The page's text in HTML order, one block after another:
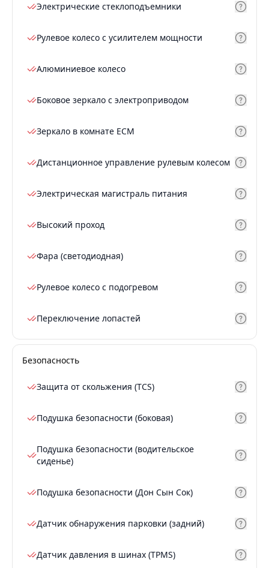
Электрические стеклоподъемники
Рулевое колесо с усилителем мощности
Алюминиевое колесо
Боковое зеркало с электроприводом
Зеркало в комнате ECM
Дистанционное управление рулевым колесом
Электрическая магистраль питания
Высокий проход
Фара (светодиодная)
Рулевое колесо с подогревом
Переключение лопастей
Безопасность
Защита от скольжения (TCS)
Подушка безопасности (боковая)
Подушка безопасности (водительское
сиденье)
Подушка безопасности (Дон Сын Сок)
Датчик обнаружения парковки (задний)
Датчик давления в шинах (TPMS)